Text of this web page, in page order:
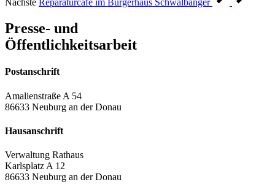
Nächste Reparaturcafé im Bürgerhaus Schwalbanger
Presse- und
Öffentlichkeitsarbeit
Postanschrift
Amalienstraße A 54
86633 Neuburg an der Donau
Hausanschrift
Verwaltung Rathaus
Karlsplatz A 12
86633 Neuburg an der Donau